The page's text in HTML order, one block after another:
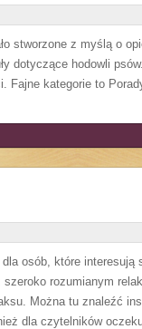
stworzone z myślą o
dotyczące hodowli
Fajne kategorie to
osób, które
rozumianym
Można tu znaleźć
dla czytelników